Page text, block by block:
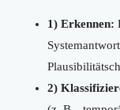
1) Erkennen:
2)